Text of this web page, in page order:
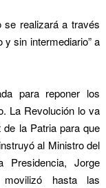
se realizará a través
y sin intermediario” a
para reponer los
La Revolución lo va
la Patria para que
al Ministro del
Jorge
hasta las